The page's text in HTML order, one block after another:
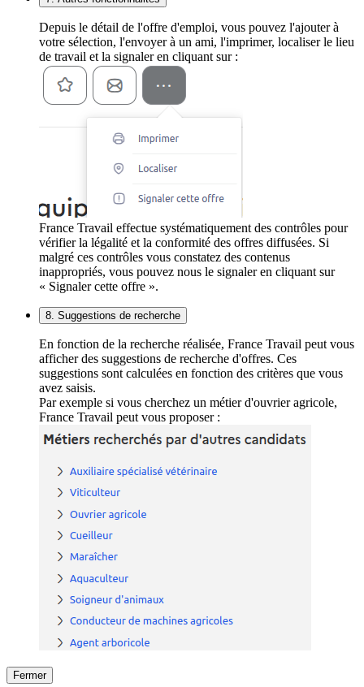
Depuis le détail de l'offre d'emploi, vous pouvez l'ajouter à
votre sélection, l'envoyer à un ami, l'imprimer, localiser le lieu
de travail et la signaler en cliquant sur :
France Travail effectue systématiquement des contrôles pour
vérifier la légalité et la conformité des offres diffusées. Si
malgré ces contrôles vous constatez des contenus
inappropriés, vous pouvez nous le signaler en cliquant sur
« Signaler cette offre ».
8. Suggestions de recherche
En fonction de la recherche réalisée, France Travail peut vous
afficher des suggestions de recherche d'offres. Ces
suggestions sont calculées en fonction des critères que vous
avez saisis.
Par exemple si vous cherchez un métier d'ouvrier agricole,
France Travail peut vous proposer :
Fermer